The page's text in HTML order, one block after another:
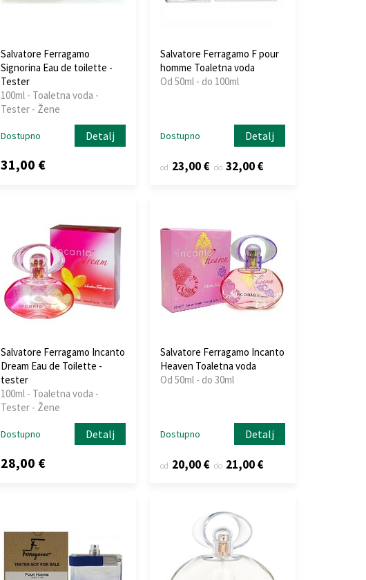
Salvatore Ferragamo
Signorina Eau de toilette -
Tester
100ml - Toaletna voda -
Tester - Žene
Dostupno Detalj
31,00 €
Salvatore Ferragamo F pour
homme Toaletna voda
Od 50ml - do 100ml
Dostupno Detalj
od 23,00 € do 32,00 €
Salvatore Ferragamo Incanto
Dream Eau de Toilette -
tester
100ml - Toaletna voda -
Tester - Žene
Dostupno Detalj
28,00 €
Salvatore Ferragamo Incanto
Heaven Toaletna voda
Od 50ml - do 30ml
Dostupno Detalj
od 20,00 € do 21,00 €